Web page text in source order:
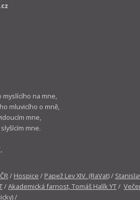
myslícího na mne,
mluvicího o mně,
mne,
mne.
/ Hospice / Papež Lev XIV. (RaVat)/
/Akademická farnost, Tomáš Halík YT/
/